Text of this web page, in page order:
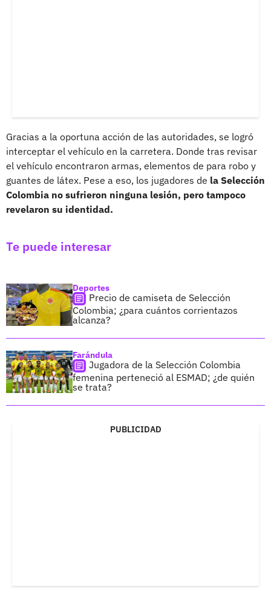
Gracias a la oportuna acción de las autoridades, se logró
interceptar el vehículo en la carretera. Donde tras revisar
el vehículo encontraron armas, elementos de para robo y
guantes de látex. Pese a eso, los jugadores de la Selección
Colombia no sufrieron ninguna lesión, pero tampoco
revelaron su identidad.
Te puede interesar
Deportes
Precio de camiseta de Selección
Colombia; ¿para cuántos corrientazos
alcanza?
Farándula
Jugadora de la Selección Colombia
femenina perteneció al ESMAD; ¿de quién
se trata?
PUBLICIDAD